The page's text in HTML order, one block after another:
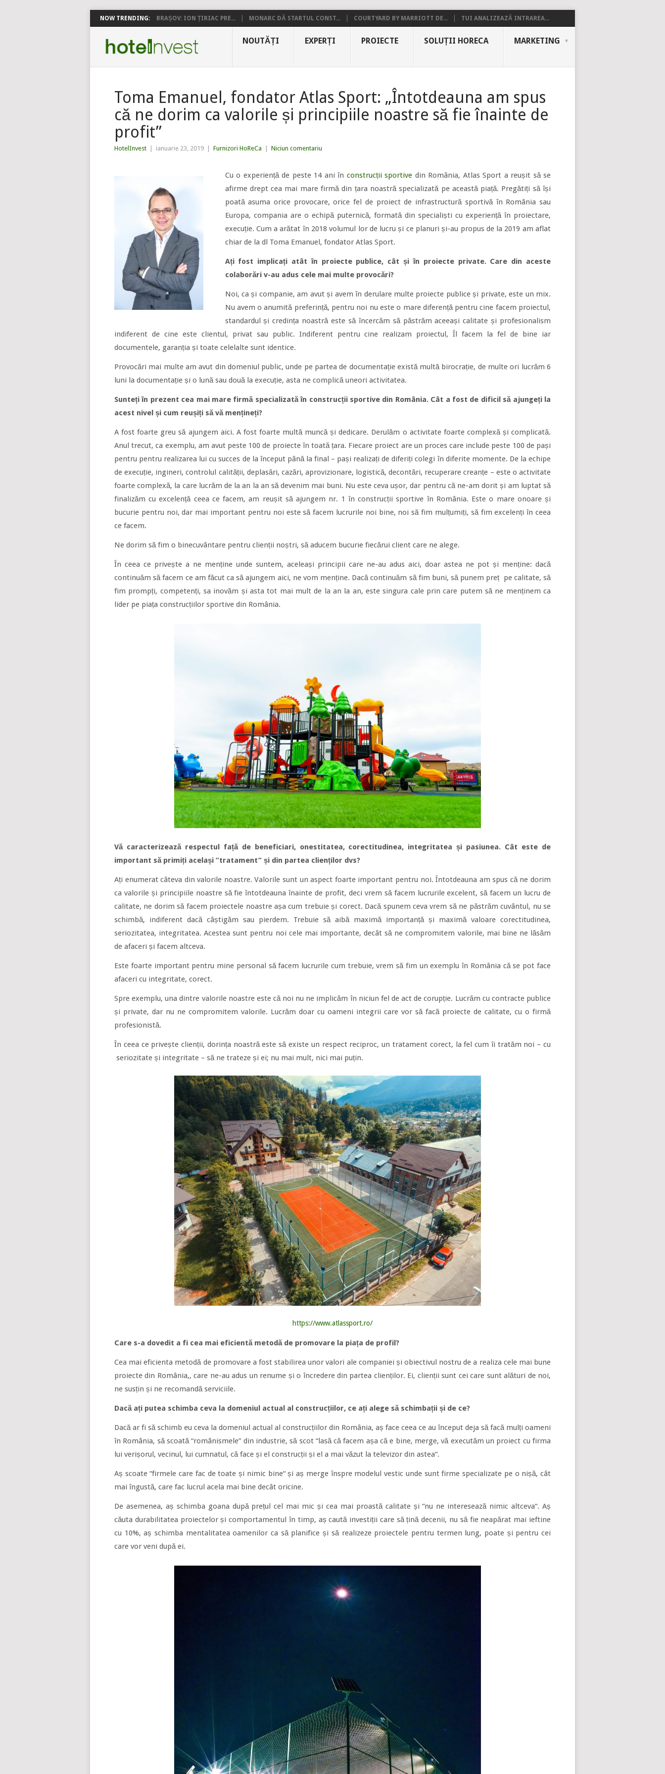
NOW TRENDING: BRAȘOV: ION ȚIRIAC PRE... MONARC DĂ STARTUL CONST... COURTYARD BY MARRIOTT DE... TUI ANALIZEAZĂ INTRAREA...
NOUTĂȚI EXPERȚI PROIECTE SOLUȚII HORECA MARKETING
Toma Emanuel, fondator Atlas Sport: „Întotdeauna am spus
că ne dorim ca valorile și principiile noastre să fie înainte de
profit”
HotelInvest ianuarie 23, 2019 Furnizori HoReCa Niciun comentariu
Cu o experiență de peste 14 ani în construcții sportive din România, Atlas Sport a reușit să se
afirme drept cea mai mare firmă din țara noastră specializată pe această piață. Pregătiți să își
poată asuma orice provocare, orice fel de proiect de infrastructură sportivă în România sau
Europa, compania are o echipă puternică, formată din specialiști cu experiență în proiectare,
execuție. Cum a arătat în 2018 volumul lor de lucru și ce planuri și-au propus de la 2019 am aflat
chiar de la dl Toma Emanuel, fondator Atlas Sport.
Ați fost implicați atât în proiecte publice, cât și în proiecte private. Care din aceste
colaborări v-au adus cele mai multe provocări?
Noi, ca și companie, am avut și avem în derulare multe proiecte publice și private, este un mix.
Nu avem o anumită preferință, pentru noi nu este o mare diferență pentru cine facem proiectul,
standardul și credința noastră este să încercăm să păstrăm aceeași calitate și profesionalism
indiferent de cine este clientul, privat sau public. Indiferent pentru cine realizam proiectul, Îl facem la fel de bine iar
documentele, garanția și toate celelalte sunt identice.
Provocări mai multe am avut din domeniul public, unde pe partea de documentație există multă birocrație, de multe ori lucrăm 6
luni la documentație și o lună sau două la execuție, asta ne complică uneori activitatea.
Sunteți în prezent cea mai mare firmă specializată în construcții sportive din România. Cât a fost de dificil să ajungeți la
acest nivel și cum reușiți să vă mențineți?
A fost foarte greu să ajungem aici. A fost foarte multă muncă și dedicare. Derulăm o activitate foarte complexă și complicată.
Anul trecut, ca exemplu, am avut peste 100 de proiecte în toată țara. Fiecare proiect are un proces care include peste 100 de pași
pentru pentru realizarea lui cu succes de la început până la final – pași realizați de diferiți colegi în diferite momente. De la echipe
de execuție, ingineri, controlul calității, deplasări, cazări, aprovizionare, logistică, decontări, recuperare creanțe – este o activitate
foarte complexă, la care lucrăm de la an la an să devenim mai buni. Nu este ceva ușor, dar pentru că ne-am dorit și am luptat să
finalizăm cu excelență ceea ce facem, am reușit să ajungem nr. 1 în construcții sportive în România. Este o mare onoare și
bucurie pentru noi, dar mai important pentru noi este să facem lucrurile noi bine, noi să fim mulțumiți, să fim excelenți în ceea
ce facem.
Ne dorim să fim o binecuvântare pentru clienții noștri, să aducem bucurie fiecărui client care ne alege.
În ceea ce privește a ne menține unde suntem, aceleași principii care ne-au adus aici, doar astea ne pot și menține: dacă
continuăm să facem ce am făcut ca să ajungem aici, ne vom menține. Dacă continuăm să fim buni, să punem preț pe calitate, să
fim prompți, competenți, sa inovăm și asta tot mai mult de la an la an, este singura cale prin care putem să ne menținem ca
lider pe piața construcțiilor sportive din România.
Vă caracterizează respectul față de beneficiari, onestitatea, corectitudinea, integritatea și pasiunea. Cât este de
important să primiți același ”tratament” și din partea clienților dvs?
Ați enumerat câteva din valorile noastre. Valorile sunt un aspect foarte important pentru noi. Întotdeauna am spus că ne dorim
ca valorile și principiile noastre să fie întotdeauna înainte de profit, deci vrem să facem lucrurile excelent, să facem un lucru de
calitate, ne dorim să facem proiectele noastre așa cum trebuie și corect. Dacă spunem ceva vrem să ne păstrăm cuvântul, nu se
schimbă, indiferent dacă câștigăm sau pierdem. Trebuie să aibă maximă importanță și maximă valoare corectitudinea,
seriozitatea, integritatea. Acestea sunt pentru noi cele mai importante, decât să ne compromitem valorile, mai bine ne lăsăm
de afaceri și facem altceva.
Este foarte important pentru mine personal să facem lucrurile cum trebuie, vrem să fim un exemplu în România că se pot face
afaceri cu integritate, corect.
Spre exemplu, una dintre valorile noastre este că noi nu ne implicăm în niciun fel de act de corupție. Lucrăm cu contracte publice
și private, dar nu ne compromitem valorile. Lucrăm doar cu oameni integrii care vor să facă proiecte de calitate, cu o firmă
profesionistă.
În ceea ce privește clienții, dorința noastră este să existe un respect reciproc, un tratament corect, la fel cum îi tratăm noi – cu
seriozitate și integritate – să ne trateze și ei; nu mai mult, nici mai puțin.
https://www.atlassport.ro/
Care s-a dovedit a fi cea mai eficientă metodă de promovare la piața de profil?
Cea mai eficienta metodă de promovare a fost stabilirea unor valori ale companiei și obiectivul nostru de a realiza cele mai bune
proiecte din România,, care ne-au adus un renume și o încredere din partea clienților. Ei, clienții sunt cei care sunt alături de noi,
ne susțin și ne recomandă serviciile.
Dacă ați putea schimba ceva la domeniul actual al construcțiilor, ce ați alege să schimbații și de ce?
Dacă ar fi să schimb eu ceva la domeniul actual al construcțiilor din România, aș face ceea ce au început deja să facă mulți oameni
în România, să scoată “românismele” din industrie, să scot “lasă că facem așa că e bine, merge, vă executăm un proiect cu firma
lui verișorul, vecinul, lui cumnatul, că face și el construcții și el a mai văzut la televizor din astea“.
Aș scoate “firmele care fac de toate și nimic bine“ și aș merge înspre modelul vestic unde sunt firme specializate pe o nișă, cât
mai îngustă, care fac lucrul acela mai bine decât oricine.
De asemenea, aș schimba goana după prețul cel mai mic și cea mai proastă calitate și “nu ne interesează nimic altceva“. Aș
căuta durabilitatea proiectelor și comportamentul în timp, aș caută investiții care să țină decenii, nu să fie neapărat mai ieftine
cu 10%, aș schimba mentalitatea oamenilor ca să planifice și să realizeze proiectele pentru termen lung, poate și pentru cei
care vor veni după ei.